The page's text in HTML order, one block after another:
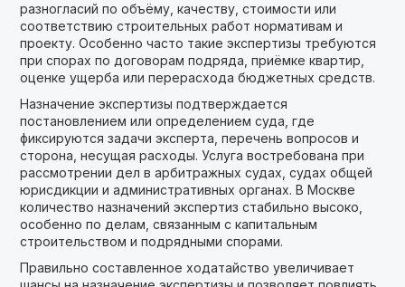
разногласий по объёму, качеству, стоимости или
соответствию строительных работ нормативам и
проекту. Особенно часто такие экспертизы требуются
при спорах по договорам подряда, приёмке квартир,
оценке ущерба или перерасхода бюджетных средств.
Назначение экспертизы подтверждается
постановлением или определением суда, где
фиксируются задачи эксперта, перечень вопросов и
сторона, несущая расходы. Услуга востребована при
рассмотрении дел в арбитражных судах, судах общей
юрисдикции и административных органах. В Москве
количество назначений экспертиз стабильно высоко,
особенно по делам, связанным с капитальным
строительством и подрядными спорами.
Правильно составленное ходатайство увеличивает